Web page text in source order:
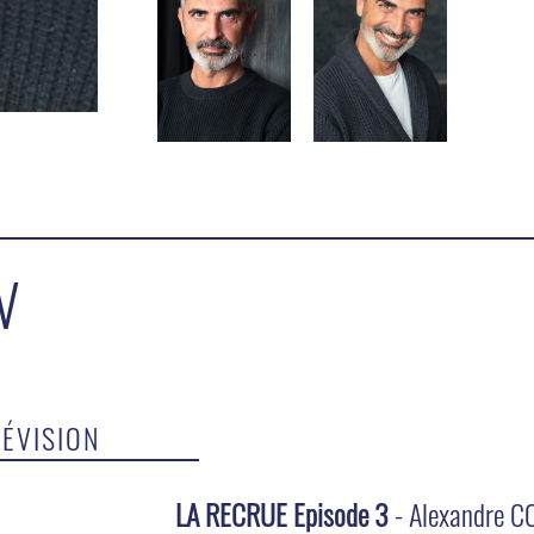
LA RECRUE Episode 3- Alexandre